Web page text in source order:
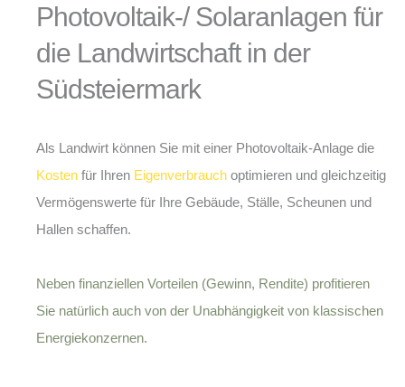
Photovoltaik-/ Solaranlagen für
die Landwirtschaft in der
Südsteiermark
Als Landwirt können Sie mit einer Photovoltaik-Anlage die
Kosten für Ihren Eigenverbrauch optimieren und gleichzeitig
Vermögenswerte für Ihre Gebäude, Ställe, Scheunen und
Hallen schaffen.
Neben finanziellen Vorteilen (Gewinn, Rendite) profitieren
Sie natürlich auch von der Unabhängigkeit von klassischen
Energiekonzernen.